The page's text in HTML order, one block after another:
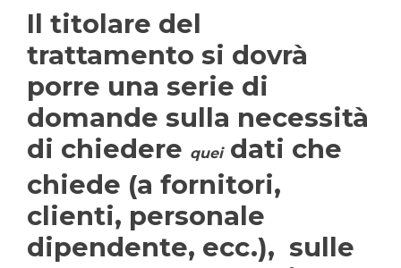
Il titolare del
trattamento si dovrà
porre una serie di
domande sulla necessità
di chiedere queidati che
chiede (a fornitori,
clienti, personale
dipendente, ecc.), sulle